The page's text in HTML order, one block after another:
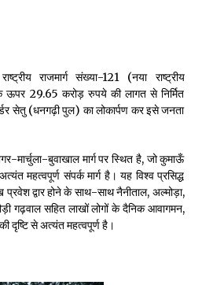
The Day 11 May
The Day 10 May
2022
राजमार्ग संख्या-121 (नया राष्ट्रीय
ऊपर 29.65 करोड़ रुपये की लागत से निर्मित
सेतु (धनगढ़ी पुल) का लोकार्पण कर इसे जनता
मार्चुला-बुवाखाल मार्ग पर स्थित है, जो कुमाऊँ
महत्वपूर्ण संपर्क मार्ग है। यह विश्व प्रसिद्ध
प्रवेश द्वार होने के साथ-साथ नैनीताल, अल्मोड़ा,
गढ़वाल सहित लाखों लोगों के दैनिक आवागमन,
दृष्टि से अत्यंत महत्वपूर्ण है।